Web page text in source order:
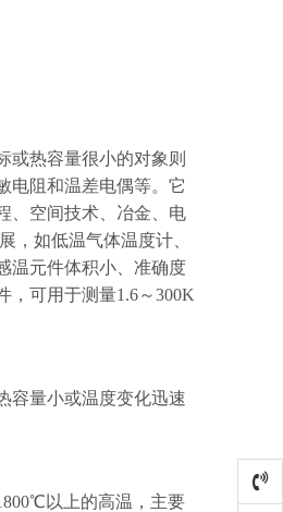
热容量很小的对象则
电阻和温差电偶等。它
、空间技术、冶金、电
，如低温气体温度计、
温元件体积小、准确度
，可用于测量1.6～300K
量小或温度变化迅速
以上的高温，主要